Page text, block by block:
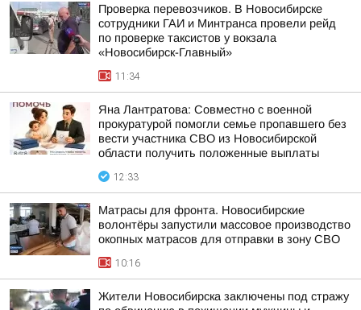
Проверка перевозчиков. В Новосибирске
сотрудники ГАИ и Минтранса провели рейд
по проверке таксистов у вокзала
«Новосибирск-Главный»
11:34
Яна Лантратова: Совместно с военной
прокуратурой помогли семье пропавшего без
вести участника СВО из Новосибирской
области получить положенные выплаты
12:33
Матрасы для фронта. Новосибирские
волонтёры запустили массовое производство
окопных матрасов для отправки в зону СВО
10:16
Жители Новосибирска заключены под стражу